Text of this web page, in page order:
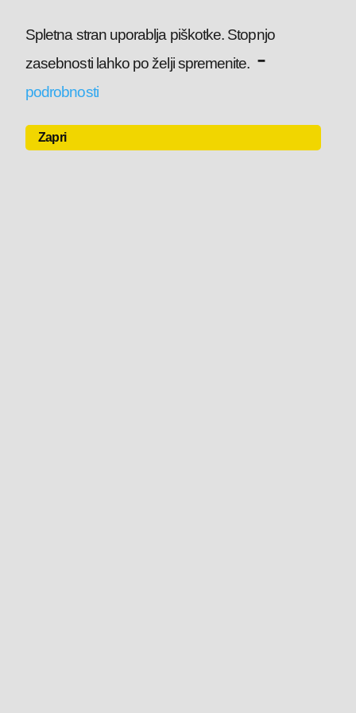
Spletna stran uporablja piškotke. Stopnjo
zasebnosti lahko po želji spremenite. -
podrobnosti
Zapri